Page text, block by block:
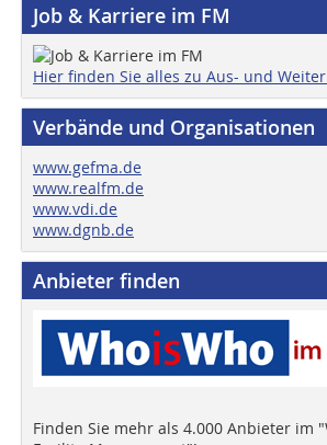
Job & Karriere im FM
Hier finden Sie alles zu Aus- und
Verbände und Organisationen
www.gefma.de
www.realfm.de
www.vdi.de
www.dgnb.de
Anbieter finden
Finden Sie mehr als 4.000 Anbieter im